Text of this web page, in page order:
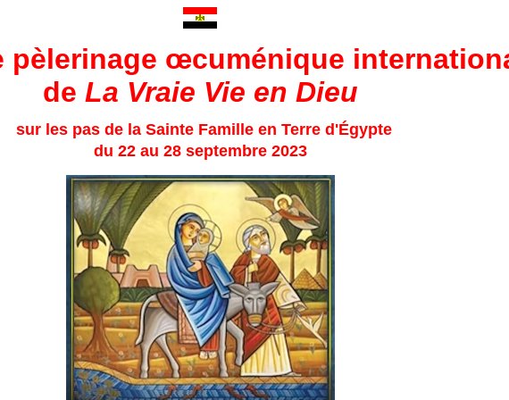
pèlerinage œcuménique
de La Vraie Vie en Dieu
sur les pas de la Sainte Famille en Terre d'Égypte
du 22 au 28 septembre 2023